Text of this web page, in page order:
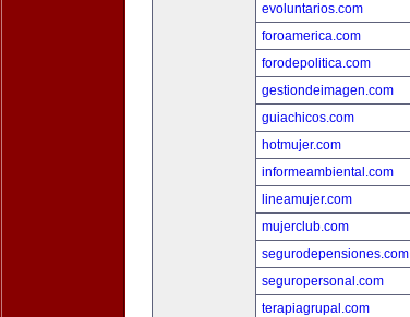
evoluntarios.com
foroamerica.com
forodepolitica.com
gestiondeimagen.com
guiachicos.com
hotmujer.com
informeambiental.com
lineamujer.com
mujerclub.com
segurodepensiones.com
seguropersonal.com
terapiagrupal.com